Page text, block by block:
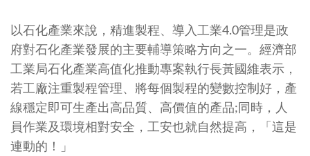
以石化產業來說，精進製程、導入工業4.0管理是政
府對石化產業發展的主要輔導策略方向之一。經濟部
工業局石化產業高值化推動專案執行長黃國維表示，
若工廠注重製程管理、將每個製程的變數控制好，產
線穩定即可生產出高品質、高價值的產品;同時，人
員作業及環境相對安全，工安也就自然提高，「這是
連動的！」